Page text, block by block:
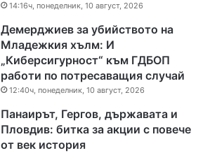
14:16ч, понеделник, 10 август, 2026
Демерджиев за убийството на
Младежкия хълм: И
„Киберсигурност“ към ГДБОП
работи по потресаващия случай
12:40ч, понеделник, 10 август, 2026
Панаирът, Гергов, държавата и
Пловдив: битка за акции с повече
от век история